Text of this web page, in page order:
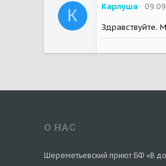
К Карлуша
Здравствуйте.
О НАС
Шереметьевский приют БФ «В